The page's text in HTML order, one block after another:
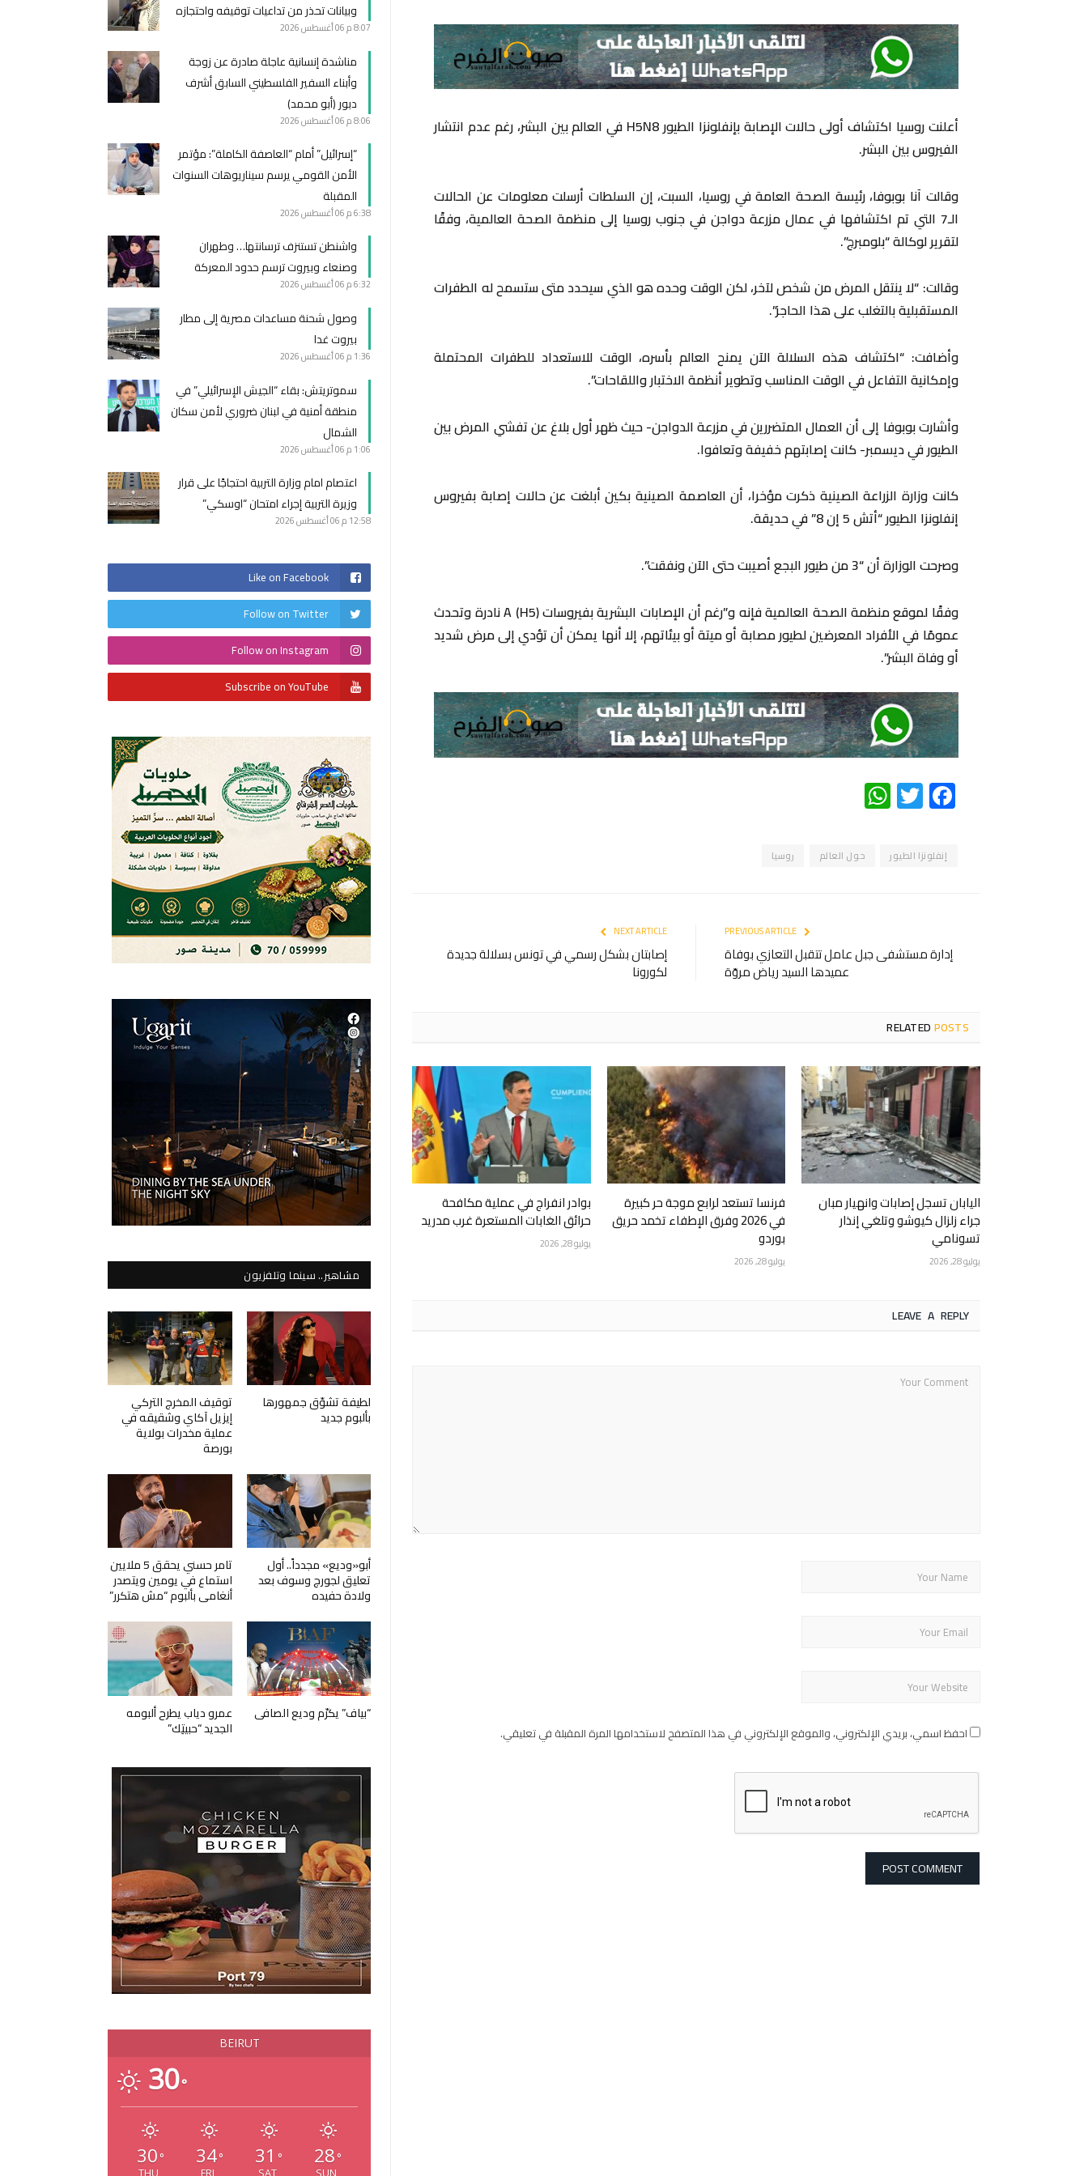
أعلنت روسيا اكتشاف أولى حالات الإصابة بإنفلونزا الطيور H5N8 في العالم بين البشر، رغم عدم انتشار
الفيروس بين البشر.
وقالت آنا بوبوفا، رئيسة الصحة العامة في روسيا، السبت، إن السلطات أرسلت معلومات عن الحالات
الـ7 التي تم اكتشافها في عمال مزرعة دواجن في جنوب روسيا إلى منظمة الصحة العالمية، وفقًا
لتقرير لوكالة “بلومبرج”.
وقالت: “لا ينتقل المرض من شخص لآخر، لكن الوقت وحده هو الذي سيحدد متى ستسمح له الطفرات
المستقبلية بالتغلب على هذا الحاجز”.
وأضافت: “اكتشاف هذه السلالة الآن يمنح العالم بأسره، الوقت للاستعداد للطفرات المحتملة
وإمكانية التفاعل في الوقت المناسب وتطوير أنظمة الاختبار واللقاحات”.
وأشارت بوبوفا إلى أن العمال المتضررين في مزرعة الدواجن- حيث ظهر أول بلاغ عن تفشي المرض بين
الطيور في ديسمبر- كانت إصابتهم خفيفة وتعافوا.
كانت وزارة الزراعة الصينية ذكرت مؤخرا، أن العاصمة الصينية بكين أبلغت عن حالات إصابة بفيروس
إنفلونزا الطيور “أتش 5 إن 8” في حديقة.
وصرحت الوزارة أن “3 من طيور البجع أصيبت حتى الآن ونفقت”.
وفقًا لموقع منظمة الصحة العالمية فإنه و”رغم أن الإصابات البشرية بفيروسات A (H5) نادرة وتحدث
عمومًا في الأفراد المعرضين لطيور مصابة أو ميتة أو بيئاتهم، إلا أنها يمكن أن تؤدي إلى مرض شديد
أو وفاة البشر”.
Facebook
Twitter
إنفلونزا الطيور حول العالم روسيا
إدارة مستشفى جبل عامل تتقبل التعازي بوفاة
عميدها السيد رياض مروّة
NEXT ARTICLE
إصابتان بشكل رسمي في تونس بسلالة جديدة
لكورونا
RELATEDPOSTS
اليابان تسجل إصابات وانهيار مبان
جراء زلزال كيوشو وتلغي إنذار
تسونامي
يوليو 28, 2026
فرنسا تستعد لرابع موجة حر كبيرة
في 2026 وفرق الإطفاء تخمد حريق
بوردو
يوليو 28, 2026
بوادر انفراج في عملية مكافحة
حرائق الغابات المستعرة غرب مدريد
يوليو 28, 2026
LEAVE A REPLY
احفظ اسمي، بريدي الإلكتروني، والموقع الإلكتروني في هذا المتصفح لاستخدامها المرة المقبلة في تعليقي.
وبيانات تحذر من تداعيات توقيفه واحتجازه
8:07 م 06 أغسطس 2026
مناشدة إنسانية عاجلة صادرة عن زوجة
وأبناء السفير الفلسطيني السابق أشرف
دبور (أبو محمد)
8:06 م 06 أغسطس 2026
“إسرائيل” أمام “العاصفة الكاملة”: مؤتمر
الأمن القومي يرسم سيناريوهات السنوات
المقبلة
6:38 م 06 أغسطس 2026
واشنطن تستنزف ترسانتها… وطهران
وصنعاء وبيروت ترسم حدود المعركة
6:32 م 06 أغسطس 2026
وصول شحنة مساعدات مصرية إلى مطار
بيروت غدا
1:36 م 06 أغسطس 2026
سموتريتش: بقاء “الجيش الإسرائيلي” في
منطقة أمنية في لبنان ضروري لأمن سكان
الشمال
1:06 م 06 أغسطس 2026
اعتصام امام وزارة التربية احتجاجًا على قرار
وزيرة التربية إجراء امتحان “اوسكي”
12:58 م 06 أغسطس 2026
Like on Facebook
Follow on Twitter
Follow on Instagram
Subscribe on YouTube
مشاهير.. سينما وتلفزيون
لطيفة تشوّق جمهورها
بألبوم جديد
توقيف المخرج التركي
إيزيل آكاي وشقيقه في
عملية مخدرات بولاية
بورصة
أبو«وديع» مجدداً.. أول
تعليق لجورج وسوف بعد
ولادة حفيده
تامر حسني يحقق 5 ملايين
استماع في يومين ويتصدر
أنغامي بألبوم “مش هتكرر”
“بياف” يكرّم وديع الصافي عمرو دياب يطرح ألبومه
الجديد “حبيتِك”
BEIRUT
30°
30 °
THU
34°
FRI
31 °
SAT
28 °
SUN